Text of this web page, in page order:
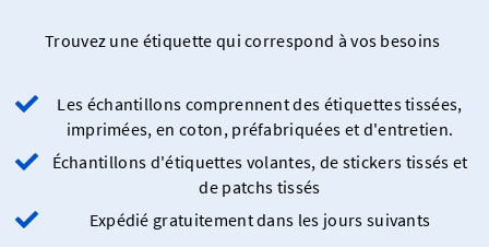
Trouvez une étiquette qui correspond à vos besoins
Les échantillons comprennent des étiquettes tissées,
imprimées, en coton, préfabriquées et d'entretien.
Échantillons d'étiquettes volantes, de stickers tissés et
de patchs tissés
Expédié gratuitement dans les jours suivants